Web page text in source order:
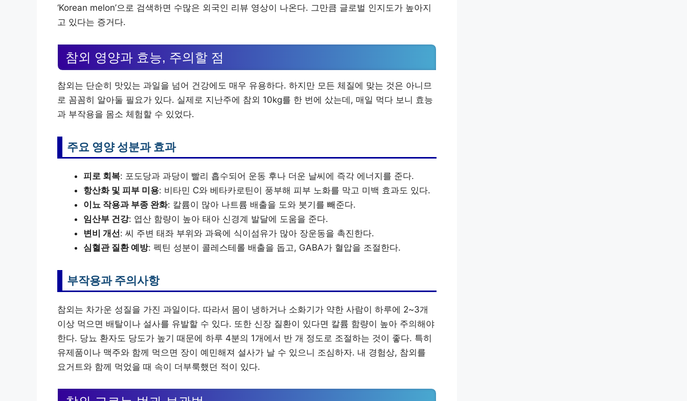
‘Korean melon’으로 검색하면 수많은 외국인 리뷰 영상이 나온다. 그만큼 글로벌 인지도가 높아지
고 있다는 증거다.
참외 영양과 효능, 주의할 점
참외는 단순히 맛있는 과일을 넘어 건강에도 매우 유용하다. 하지만 모든 체질에 맞는 것은 아니므
로 꼼꼼히 알아둘 필요가 있다. 실제로 지난주에 참외 10kg를 한 번에 샀는데, 매일 먹다 보니 효능
과 부작용을 몸소 체험할 수 있었다.
주요 영양 성분과 효과
피로 회복: 포도당과 과당이 빨리 흡수되어 운동 후나 더운 날씨에 즉각 에너지를 준다.
항산화 및 피부 미용: 비타민 C와 베타카로틴이 풍부해 피부 노화를 막고 미백 효과도 있다.
이뇨 작용과 부종 완화: 칼륨이 많아 나트륨 배출을 도와 붓기를 빼준다.
임산부 건강: 엽산 함량이 높아 태아 신경계 발달에 도움을 준다.
변비 개선: 씨 주변 태좌 부위와 과육에 식이섬유가 많아 장운동을 촉진한다.
심혈관 질환 예방: 펙틴 성분이 콜레스테롤 배출을 돕고, GABA가 혈압을 조절한다.
부작용과 주의사항
참외는 차가운 성질을 가진 과일이다. 따라서 몸이 냉하거나 소화기가 약한 사람이 하루에 2~3개
이상 먹으면 배탈이나 설사를 유발할 수 있다. 또한 신장 질환이 있다면 칼륨 함량이 높아 주의해야
한다. 당뇨 환자도 당도가 높기 때문에 하루 4분의 1개에서 반 개 정도로 조절하는 것이 좋다. 특히
유제품이나 맥주와 함께 먹으면 장이 예민해져 설사가 날 수 있으니 조심하자. 내 경험상, 참외를
요거트와 함께 먹었을 때 속이 더부룩했던 적이 있다.